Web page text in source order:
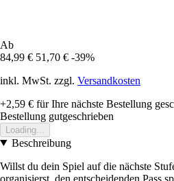
Ab
84,99 € 51,70 € -39%
inkl. MwSt. zzgl. Versandkosten
+2,59 € für Ihre nächste Bestellung
Bestellung gutgeschrieben
Loading...
Beschreibung
Willst du dein Spiel auf die nächste
organisierst, den entscheidenden Pass